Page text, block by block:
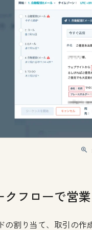
クフローで営
の割り当て、取引の作